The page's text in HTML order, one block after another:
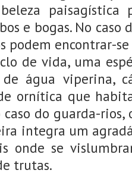
paisagística
e bogas. No caso
podem encontrar-
de vida, uma
água viperina,
ornítica que
do guarda-
integra um
onde se
trutas.